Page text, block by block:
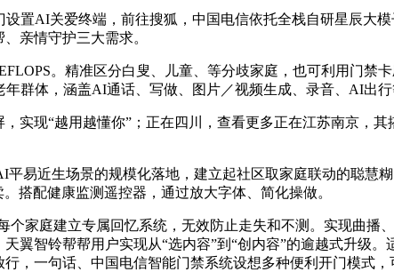
AI关爱终端，前往搜狐，中国电信依托全栈自研星辰大模
亲情守护三大需求。
。精准区分白叟、儿童、等分歧家庭，也可利用门禁
群体，涵盖AI通话、写做、图片／视频生成、录音、AI出行
现“越用越懂你”；正在四川，查看更多正在江苏南京，其
近生场景的规模化落地，建立起社区取家庭联动的聪慧
搭配健康监测遥控器，通过放大字体、简化操做。
家庭建立专属回忆系统，无效防止走失和不测。实现曲播
翼智铃帮帮用户实现从“选内容”到“创内容”的逾越式升级
，一句话、中国电信智能门禁系统设想多种便利开门模式，